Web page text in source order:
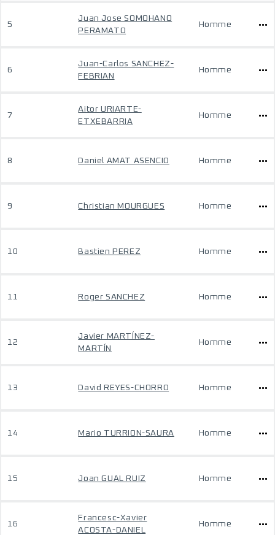
5
Juan Jose SOMOHANO
PERAMATO
Homme
6
Juan-Carlos SANCHEZ-
FEBRIAN
Homme
7
Aitor URIARTE-
ETXEBARRIA
Homme
8 Daniel AMAT ASENCIO Homme
9 Christian MOURGUES Homme
10 Bastien PEREZ Homme
11 Roger SANCHEZ Homme
12
Javier MARTÍNEZ-
MARTÍN
Homme
13 David REYES-CHORRO Homme
14 Mario TURRION-SAURA Homme
15 Joan GUAL RUIZ Homme
16
Francesc-Xavier
ACOSTA-DANIEL
Homme